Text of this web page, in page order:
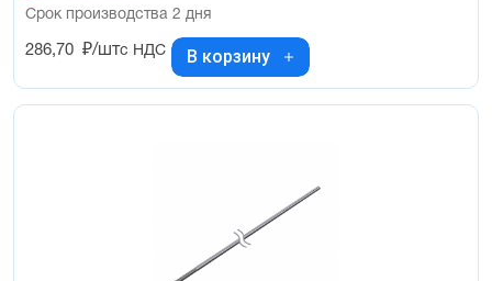
Срок производства 2 дня
286,70 ₽/штс НДС В корзину